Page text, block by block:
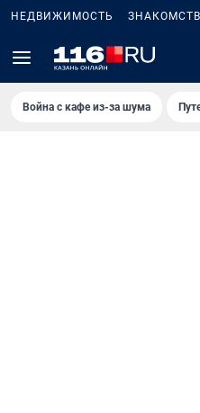
НЕДВИЖИМОСТЬ
Война с кафе из-за шума